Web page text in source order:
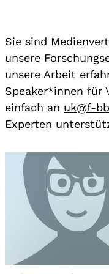
Sie sind
unsere
unsere Arbeit
Speaker*innen für
einfach an uk@f-
Experten